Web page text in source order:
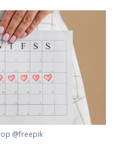
@freepik